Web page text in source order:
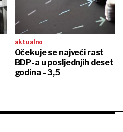
aktualno
Očekuje se najveći rast
BDP-a u posljednjih deset
godina - 3,5